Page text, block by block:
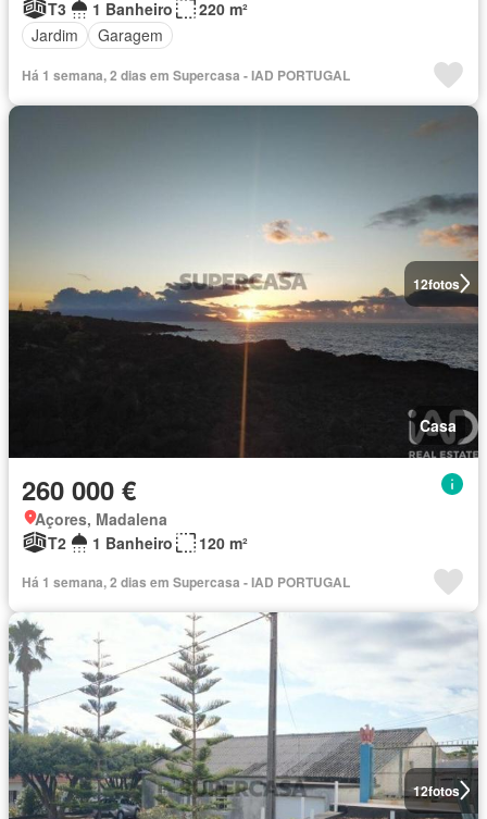
T3 1 Banheiro
220 m²
Jardim
Garagem
Há 1 semana, 2 dias em Supercasa - IAD PORTUGAL
12fotos
Casa
260 000 €
Açores, Madalena
T2
1 Banheiro 120 m²
Há 1 semana, 2 dias em Supercasa - IAD PORTUGAL
12fotos